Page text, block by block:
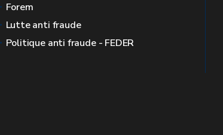
Forem
Lutte anti fraude
Politique anti fraude - FEDER